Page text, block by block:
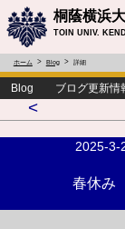
桐蔭横浜
TOIN UNIV.
ホーム Blog 詳細
Blog ブログ更新情
<
2025-3-
春休み